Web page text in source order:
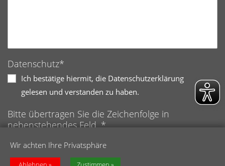
Wir achten Ihre Privatsphäre
Datenschutz*
Ich bestätige hiermit, die Datenschutzerklärung
gelesen und verstanden zu haben.
Bitte übertragen Sie die Zeichenfolge in
nebenstehendes Feld. *
Anti-Roboter-Verifizierung
Hier klicken